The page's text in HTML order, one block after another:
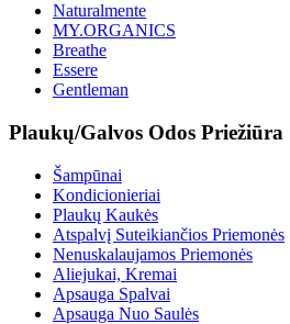
Naturalmente
MY.ORGANICS
Breathe
Essere
Gentleman
Plaukų/Galvos Odos Priežiūra
Šampūnai
Kondicionieriai
Plaukų Kaukės
Atspalvį Suteikiančios Priemonės
Nenuskalaujamos Priemonės
Aliejukai, Kremai
Apsauga Spalvai
Apsauga Nuo Saulės